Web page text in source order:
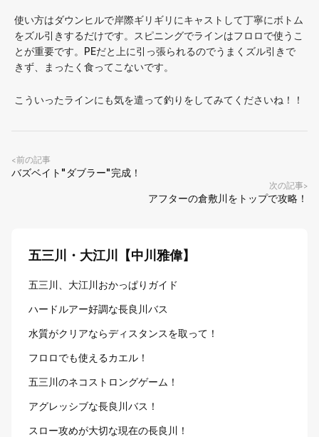
使い方はダウンヒルで岸際ギリギリにキャストして丁寧にボトム
をズル引きするだけです。スピニングでラインはフロロで使うこ
とが重要です。PEだと上に引っ張られるのでうまくズル引きで
きず、まったく食ってこないです。
こういったラインにも気を遣って釣りをしてみてくださいね！！
<前の記事
バズベイト"ダブラー"完成！
次の記事>
アフターの倉敷川をトップで攻略！
五三川・大江川【中川雅偉】
五三川、大江川おかっぱりガイド
ハードルアー好調な長良川バス
水質がクリアならディスタンスを取って！
フロロでも使えるカエル！
五三川のネコストロングゲーム！
アグレッシブな長良川バス！
スロー攻めが大切な現在の長良川！